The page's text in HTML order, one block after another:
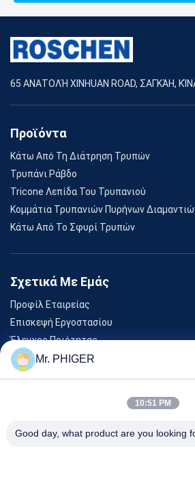
65 ΑΝΑΤΟΛΉ XINHUAN ROAD, ΣΑΓΚΆΗ,
Προϊόντα
Κάτω Από Τη Διάτρηση Τρυπών
Τρυπάνι Ράβδο
Tricone Λεπίδα Του Τρυπανιού
Κομμάτια Τρυπανιών Πυρήνων
Κάτω Από Το Σφυρί Τρυπών
Σχετικά Με Εμάς
Προφίλ Εταιρείας
Επισκεψή Εργοστασίου
Έλεγχος Ποιότητας
Sitemap
Επικοινωνήστε Μαζί Μας
Εκδηλώσεις
Mr. PHIGER
10:51 PM
Good day, what product are you looking